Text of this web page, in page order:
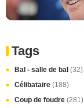
Tags
Bal - salle de bal (32)
Célibataire (188)
Coup de foudre (281)